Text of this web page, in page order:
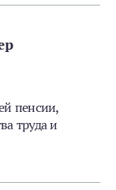
пенсии,
труда и